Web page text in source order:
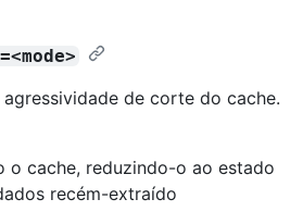
de corte do cache.
o cache, reduzindo-o ao estado
recém-extraído